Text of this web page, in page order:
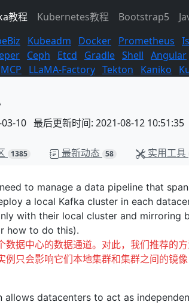
教程 Kubernetes教程 Bootstrap5
Kubeadm Docker Prometheus
Ceph Etcd Gradle Shell Angular
MCP LLaMA-Factory Tekton Kaniko
10 最后更新时间: 2021-08-12 10:51:35
1385 最新动态 58 实用工具
to manage a data pipeline that
a local Kafka cluster in each
with their local cluster and mirroring
how to do this).
数据中心的数据通道。对此，我们推荐的
例只会影响它们本地集群和集群之间的镜
allows datacenters to act as